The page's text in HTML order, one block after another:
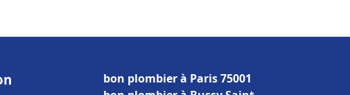
bon plombier à Paris 75001